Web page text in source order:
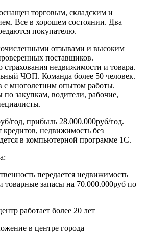
торговым, складским и
Все в хорошем состоянии. Два
покупателю.
отзывами и высоким
поставщиков.
недвижимости и товара.
ЧОП. Команда более 50 человек.
с многолетним опытом работы.
закупкам, водители, рабочие,
год, прибыль 28.000.000руб/год.
недвижимость без
в компьютерной программе 1С.
передается недвижимость
запасы на 70.000.000руб по
работает более 20 лет
в центре города